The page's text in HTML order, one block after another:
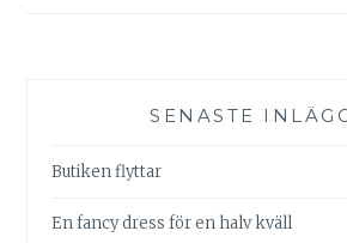
SENASTE
Butiken flyttar
En fancy dress för en halv kväll